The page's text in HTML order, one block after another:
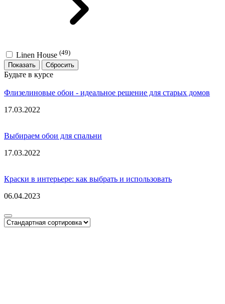
Linen House (49)
Показать
Будьте в курсе
Флизелиновые обои - идеальное решение для старых домов
17.03.2022
Выбираем обои для спальни
17.03.2022
Краски в интерьере: как выбрать и использовать
06.04.2023